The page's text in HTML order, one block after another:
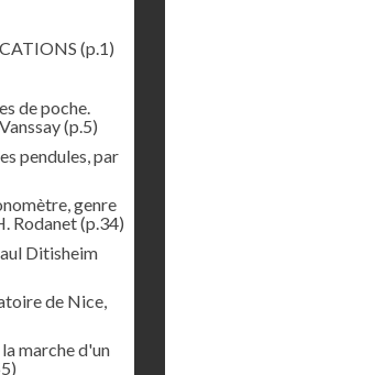
(p.1)
de poche.
(p.5)
pendules, par
genre
Rodanet(p.34)
Ditisheim
de Nice,
marche d'un